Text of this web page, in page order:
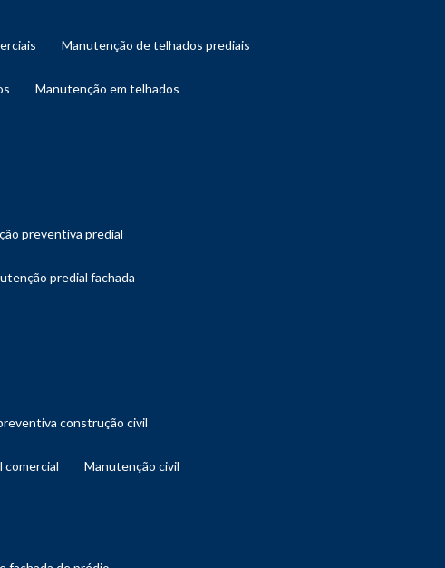
manutenção de telhados prediais
manutenção em telhados
preventiva predial
predial fachada
construção civil
comercial manutenção civil